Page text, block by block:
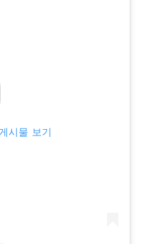
시물 보기